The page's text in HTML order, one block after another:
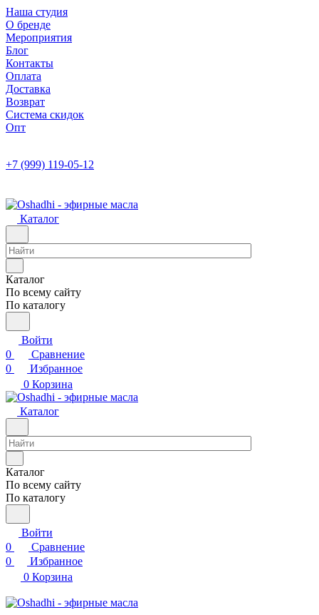
Наша студия
О бренде
Мероприятия
Блог
Контакты
Оплата
Доставка
Возврат
Система скидок
Опт
+7 (999) 119-05-12
Каталог
Каталог
По всему сайту
По каталогу
Войти
0
Сравнение
0
Избранное
0 Корзина
Каталог
Каталог
По всему сайту
По каталогу
Войти
0
Сравнение
0
Избранное
0 Корзина